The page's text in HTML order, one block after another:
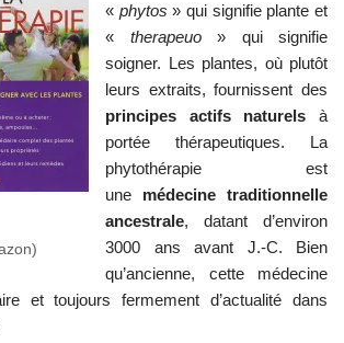
« phytos » qui signifie plante et
« therapeuo» qui signifie
soigner. Les plantes, où plutôt
leurs extraits, fournissent des
principes actifs naturels à
portée thérapeutiques. La
phytothérapie est
une médecine traditionnelle
ancestrale, datant d’environ
3000 ans avant J.-C. Bien
qu’ancienne, cette médecine
et toujours fermement d’actualité dans